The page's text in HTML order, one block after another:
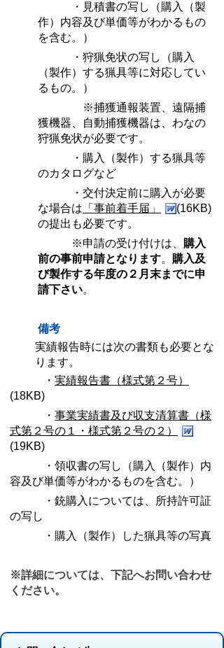
・見積書の写し（購入（製
作）内容及び単価等がわかるもの
を含む。）
・狩猟免状の写し（購入
（製作）する猟具等に対応してい
るもの。）
※捕獲通報装置、遠隔捕
獲機器、自動捕獲機器は、わなの
狩猟免状が必要です。
・購入（製作）する猟具等
のカタログなど
・交付決定前に購入が必要
な場合は 「事前着手届」
(16KB)
の提出も必要です。
※申請の受け付けは、 購入
前の事前申請となります。 購入及
び製作する年度の２月末までに申
請下さい。
備考
実績報告時には次の書類も必要とな
ります。
・ 実績報告書（様式第２号）
(18KB)
・ 事業実績書及び収支清算書（様
式第２号の１・様式第２号の２）
(19KB)
・領収書の写し（購入（製作）内
容及び単価等がわかるものを含む。）
・銃購入については、所持許可証
の写し
・購入（製作）した猟具等の写真
※詳細については、下記へお問い合わせ
ください。